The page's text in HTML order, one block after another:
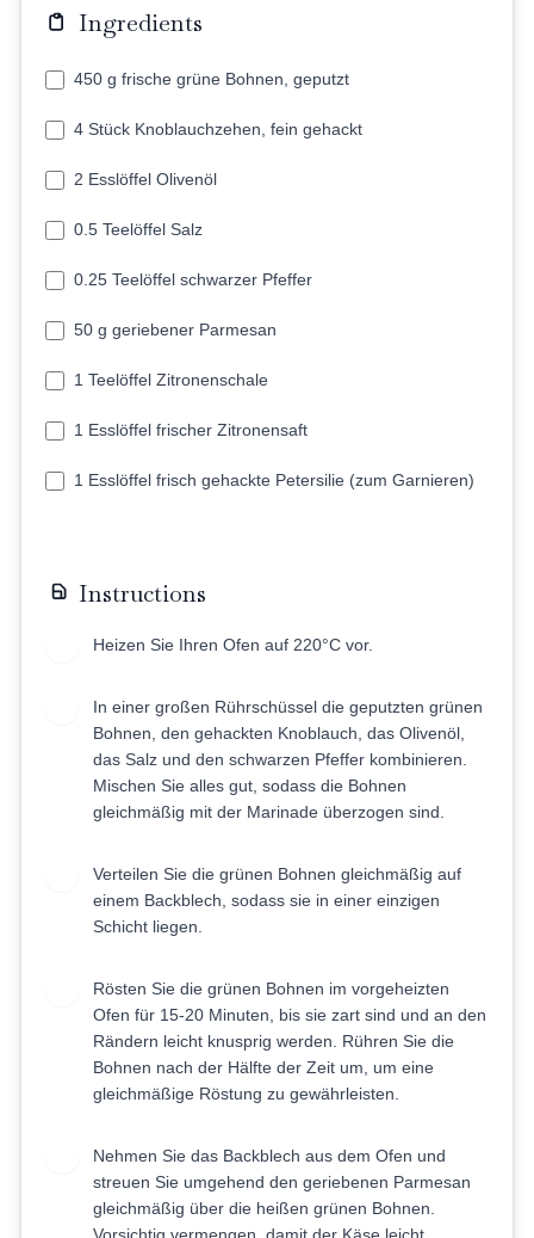
Ingredients
450 g frische grüne Bohnen, geputzt
4 Stück Knoblauchzehen, fein gehackt
2 Esslöffel Olivenöl
0.5 Teelöffel Salz
0.25 Teelöffel schwarzer Pfeffer
50 g geriebener Parmesan
1 Teelöffel Zitronenschale
1 Esslöffel frischer Zitronensaft
1 Esslöffel frisch gehackte Petersilie (zum Garnieren)
Instructions
Heizen Sie Ihren Ofen auf 220°C vor.
In einer großen Rührschüssel die geputzten grünen
Bohnen, den gehackten Knoblauch, das Olivenöl,
das Salz und den schwarzen Pfeffer kombinieren.
Mischen Sie alles gut, sodass die Bohnen
gleichmäßig mit der Marinade überzogen sind.
Verteilen Sie die grünen Bohnen gleichmäßig auf
einem Backblech, sodass sie in einer einzigen
Schicht liegen.
Rösten Sie die grünen Bohnen im vorgeheizten
Ofen für 15-20 Minuten, bis sie zart sind und an den
Rändern leicht knusprig werden. Rühren Sie die
Bohnen nach der Hälfte der Zeit um, um eine
gleichmäßige Röstung zu gewährleisten.
Nehmen Sie das Backblech aus dem Ofen und
streuen Sie umgehend den geriebenen Parmesan
gleichmäßig über die heißen grünen Bohnen.